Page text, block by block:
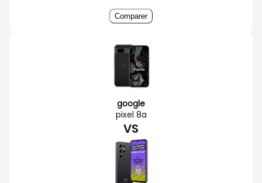
Comparer
google
pixel 8a
VS